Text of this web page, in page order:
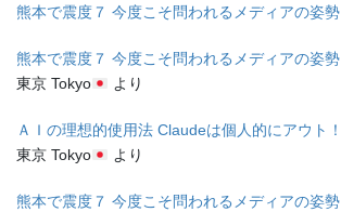
熊本で震度７ 今度こそ問われるメディアの姿勢
熊本で震度７ 今度こそ問われるメディアの姿勢
東京 Tokyo
より
ＡＩの理想的使用法 Claudeは個人的にアウト！
東京 Tokyo
より
熊本で震度７ 今度こそ問われるメディアの姿勢